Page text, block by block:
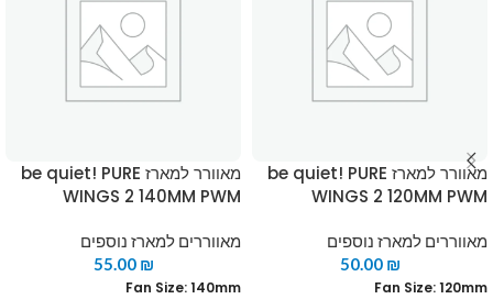
מאוורר למארז be quiet! PURE
WINGS 2 120MM PWM
מאווררים למארז נוספים
50.00 ₪
Fan Size: 120mm
מאוורר למארז be quiet! PURE
WINGS 2 140MM PWM
מאווררים למארז נוספים
55.00 ₪
Fan Size: 140mm